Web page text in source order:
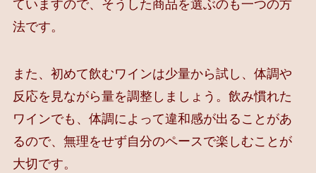
ていますので、そうした商品を選ぶのも一つの方
法です。
また、初めて飲むワインは少量から試し、体調や
反応を見ながら量を調整しましょう。飲み慣れた
ワインでも、体調によって違和感が出ることがあ
るので、無理をせず自分のペースで楽しむことが
大切です。